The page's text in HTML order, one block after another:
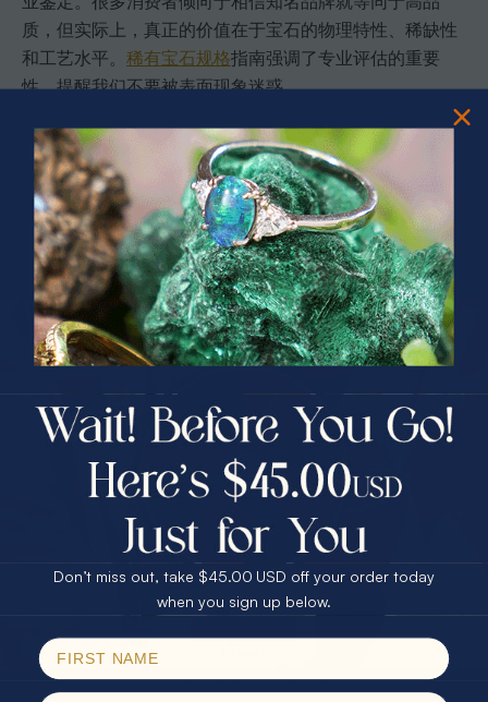
质，但实际上，真正的价值在于宝石的物理特性、稀缺性
和工艺水平。 稀有宝石规格指南强调了专业评估的重要
性，提醒我们不要被表面现象迷惑。
反垄断研究视角深入剖析了珠宝定价中的不正当行为。最
常见的定价陷阱包括：人为制造稀缺性、模糊定价标准、
夸大宝石价值，以及利用信息不对称。专业买家应当警惕
这些可能导致定价失真的策略。正确的做法是要求查看权
威机构出具的鉴定证书，全面评估宝石的多个维度，包括
重量、纯度、色泽、切工和市场流通性。
对于珠宝收藏者来说，避开定价误区需要专业知识和谨慎
态度。建议通过珠宝溯源流程全面了解珠宝的来源和价
实际价值做出判断。专业、谨慎和求知是避开定价陷阱的
最佳武器，只有深入了解行业标准和评估逻辑，才能做出
明智的投资选择。
掌握珠宝定价秘诀，开启您的澳宝珍
藏之旅
文章深入解析珠宝定价逻辑，指出核心挑战在于如何准确
评估材料质量、工艺价值和市场供需的复杂关系。许多藏
家和消费者面对品牌溢价与宝石本身内在价值的权衡时感
到迷茫，常常缺少专业鉴定与透明度作支撑，难以做出明
PRIZES OF UNSPEAKABLE VALUE!
SPIN TO WIN
$75.00 CASH
25% Off
30% Off
40% Off
$75.00 CASH
25% Off
30% Off
40% Off
Email
Don’t miss out, take $45.00 USD off your order today
when you sign up below.